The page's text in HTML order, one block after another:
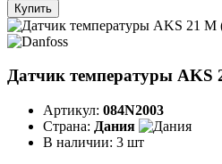
Купить
Датчик температуры AKS
Артикул: 084N2003
Страна: Дания
В наличии: 3 шт